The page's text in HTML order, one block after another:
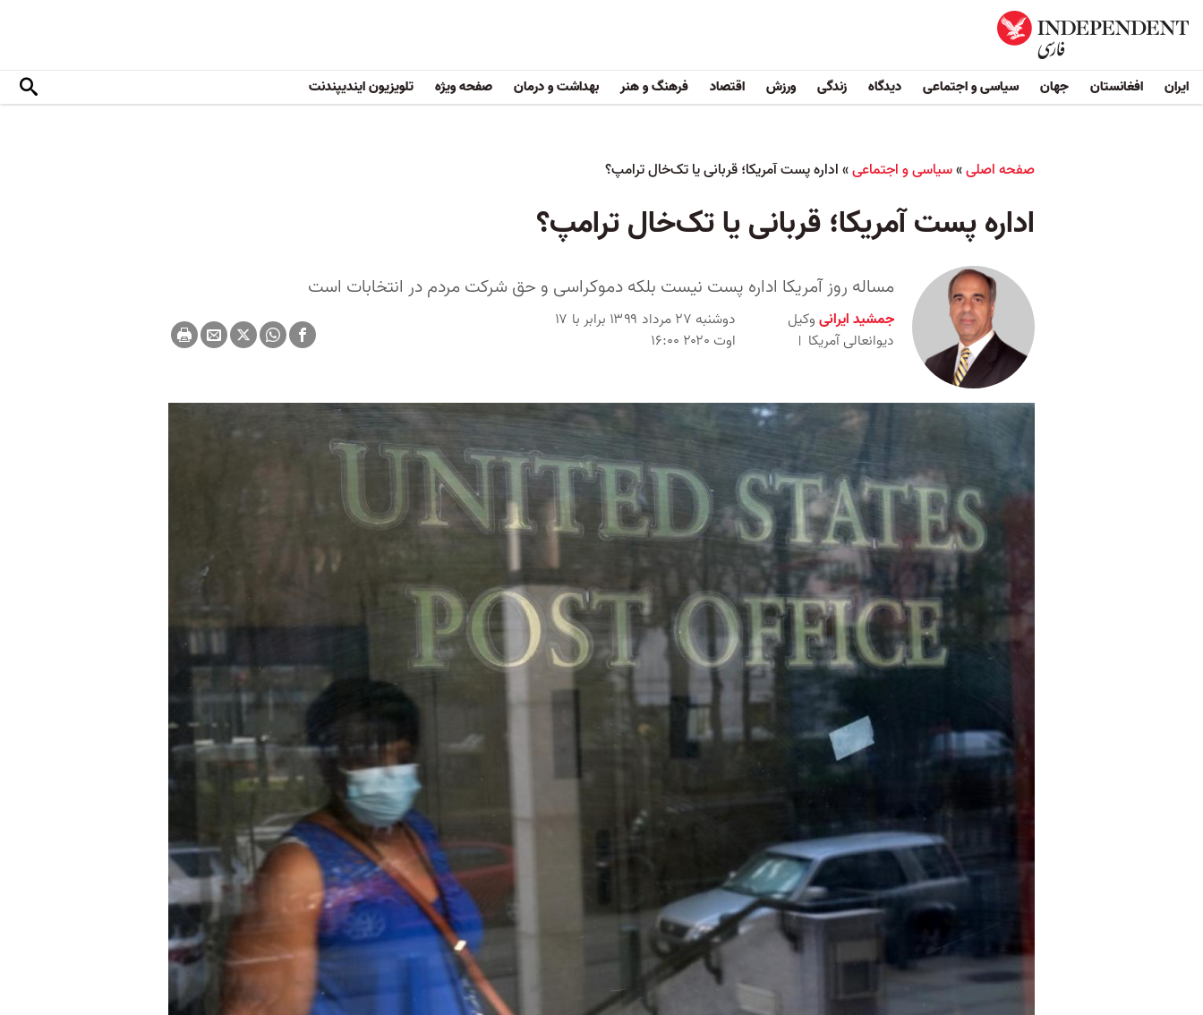
ایران افغانستان جهان سیاسی و اجتماعی دیدگاه زندگی ورزش اقتصاد فرهنگ و هنر بهداشت و درمان صفحه ویژه تلویزیون ایندیپندنت
صفحه اصلی»سیاسی و اجتماعی»اداره پست آمریکا؛ قربانی یا تک‌خال ترامپ؟
اداره پست آمریکا؛ قربانی یا تک‌خال ترامپ؟
مساله روز آمریکا اداره پست نیست بلکه دموکراسی و حق شرکت مردم در انتخابات است
جمشید ایرانیوکیل
دیوانعالی آمریکا
دوشنبه ۲۷ مرداد ۱۳۹۹ برابر با ۱۷
اوت ۲۰۲۰ ۱۶:۰۰